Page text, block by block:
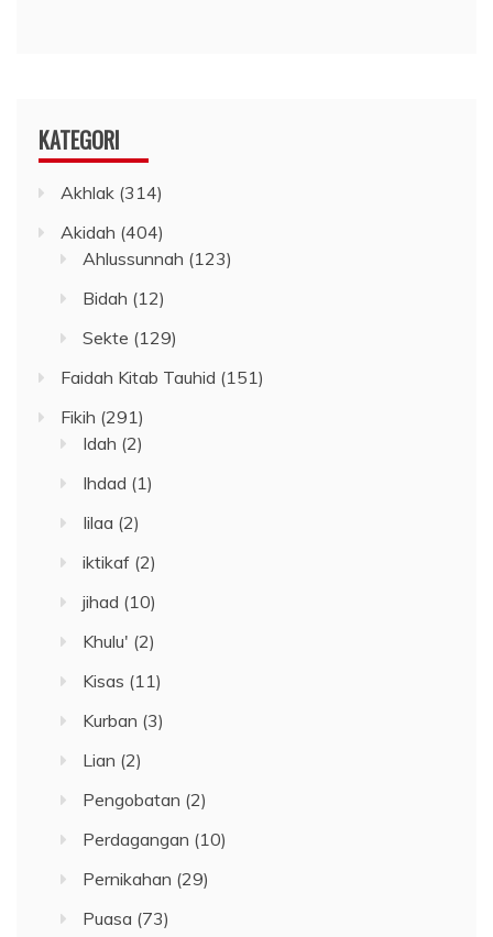
KATEGORI
Akhlak (314)
Akidah (404)
Ahlussunnah (123)
Bidah (12)
Sekte (129)
Faidah Kitab Tauhid (151)
Fikih (291)
Idah (2)
Ihdad (1)
Iilaa (2)
iktikaf (2)
jihad (10)
Khulu' (2)
Kisas (11)
Kurban (3)
Lian (2)
Pengobatan (2)
Perdagangan (10)
Pernikahan (29)
Puasa (73)